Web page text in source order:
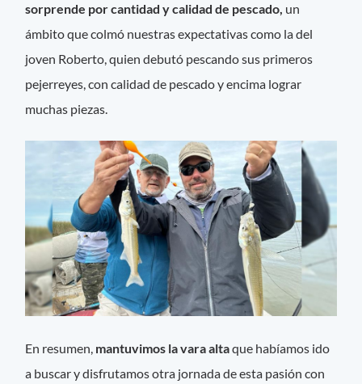
sorprende por cantidad y calidad de pescado, un
ámbito que colmó nuestras expectativas como la del
joven Roberto, quien debutó pescando sus primeros
pejerreyes, con calidad de pescado y encima lograr
muchas piezas.
En resumen, mantuvimos la vara altaque habíamos ido
a buscar y disfrutamos otra jornada de esta pasión con